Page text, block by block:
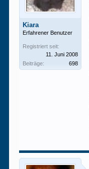
Kiara
Erfahrener Benutzer
Registriert seit:
11. Juni 2008
Beiträge:
698